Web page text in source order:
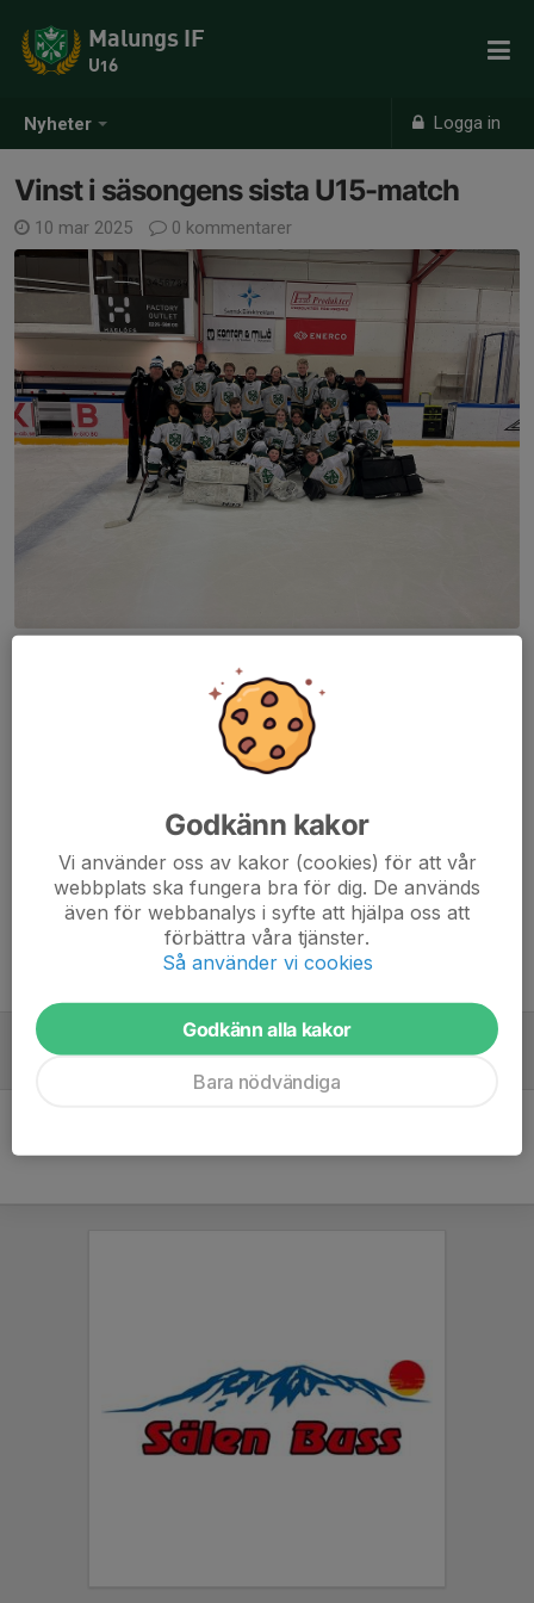
Nyheter Logga in
Malungs IF
U16
Vinst i säsongens sista U15-match
10 mar 2025 0 kommentarer
U15 avslutar seriespelet med en välförtjänt seger i Avesta
Vinst i säsongens sista U15-match
Godkänn kakor
Vi använder oss av kakor (cookies) för att vår
webbplats ska fungera bra för dig. De används
även för webbanalys i syfte att hjälpa oss att
förbättra våra tjänster.
Så använder vi cookies
Godkänn alla kakor
Bara nödvändiga